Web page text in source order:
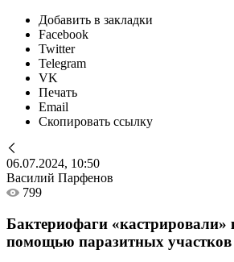
Добавить в закладки
Facebook
Twitter
Telegram
VK
Печать
Email
Скопировать ссылку
06.07.2024, 10:50
Василий Парфенов
799
Бактериофаги «кастрировали»
помощью паразитных